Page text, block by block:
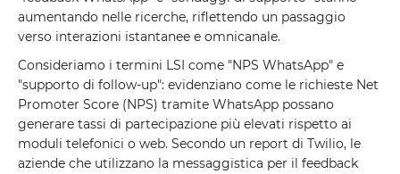
aumentando nelle ricerche, riflettendo un passaggio
verso interazioni istantanee e omnicanale.
Consideriamo i termini LSI come "NPS WhatsApp" e
"supporto di follow-up": evidenziano come le richieste Net
Promoter Score (NPS) tramite WhatsApp possano
generare tassi di partecipazione più elevati rispetto ai
moduli telefonici o web. Secondo un report di Twilio, le
aziende che utilizzano la messaggistica per il feedback